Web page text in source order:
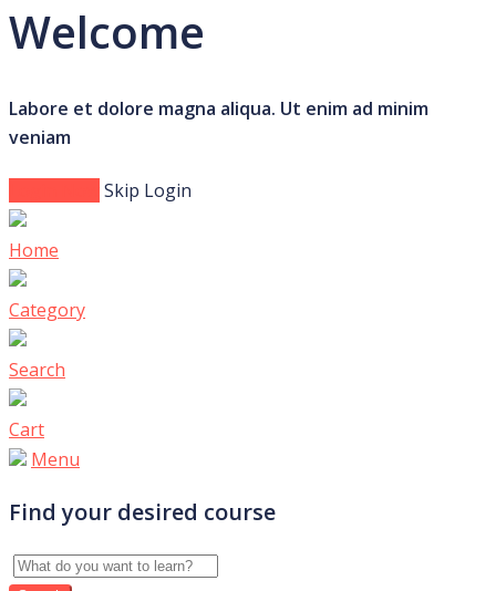
Welcome
Labore et dolore magna aliqua. Ut enim ad minim
veniam
Skip Login
Home
Category
Search
Cart
Menu
Find your desired course